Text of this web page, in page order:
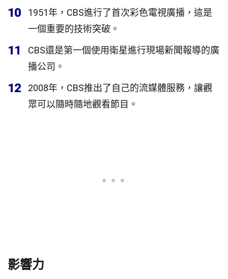
10
1951年，CBS進行了首次彩色電視廣播，這是
一個重要的技術突破。
11
CBS還是第一個使用衛星進行現場新聞報導的廣
播公司。
12
2008年，CBS推出了自己的流媒體服務，讓觀
眾可以隨時隨地觀看節目。
影響力